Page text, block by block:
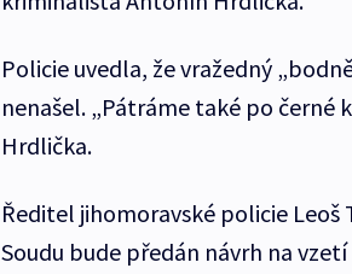
Policie uvedla, že vražedný
nenašel. „Pátráme také po černé
Hrdlička.
Ředitel jihomoravské policie
Soudu bude předán návrh na